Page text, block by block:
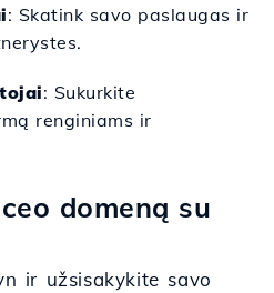
: Skatink savo paslaugas ir
: Sukurkite
renginiams ir
domeną su
ir užsisakykite savo